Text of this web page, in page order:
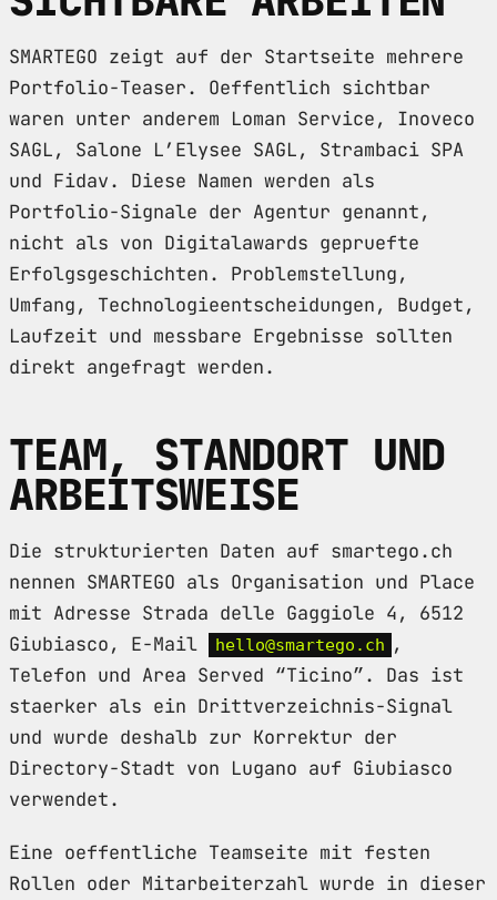
SMARTEGO zeigt auf der Startseite mehrere
Portfolio-Teaser. Oeffentlich sichtbar
waren unter anderem Loman Service, Inoveco
SAGL, Salone L’Elysee SAGL, Strambaci SPA
und Fidav. Diese Namen werden als
Portfolio-Signale der Agentur genannt,
nicht als von Digitalawards gepruefte
Erfolgsgeschichten. Problemstellung,
Umfang, Technologieentscheidungen, Budget,
Laufzeit und messbare Ergebnisse sollten
direkt angefragt werden.
TEAM, STANDORT UND
ARBEITSWEISE
Die strukturierten Daten auf smartego.ch
nennen SMARTEGO als Organisation und Place
mit Adresse Strada delle Gaggiole 4, 6512
Giubiasco, E-Mail
hello@smartego.ch ,
Telefon und Area Served “Ticino”. Das ist
staerker als ein Drittverzeichnis-Signal
und wurde deshalb zur Korrektur der
Directory-Stadt von Lugano auf Giubiasco
verwendet.
Eine oeffentliche Teamseite mit festen
Rollen oder Mitarbeiterzahl wurde in dieser